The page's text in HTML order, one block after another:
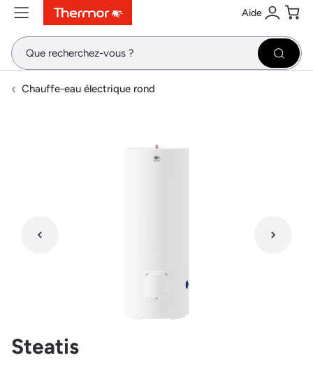
ContenuMenuRecherche Aide
Se
Chauffe-eau électrique rond
Steatis